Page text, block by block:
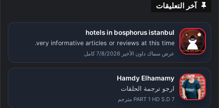
آخر التعليقات
hotels in bosphorus istanbul
very informative articles or reviews at this time.
عرض سماك داون الأخير 7/8/2026 كامل
Hamdy Elhamamy
ارجو ترجمة الحلقات
PART 1 HD S.D 7 مترجم